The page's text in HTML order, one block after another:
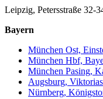
Leipzig, Petersstraße 32-
Bayern
München Ost,
München Hbf,
München Pasing,
Augsburg,
Nürnberg,